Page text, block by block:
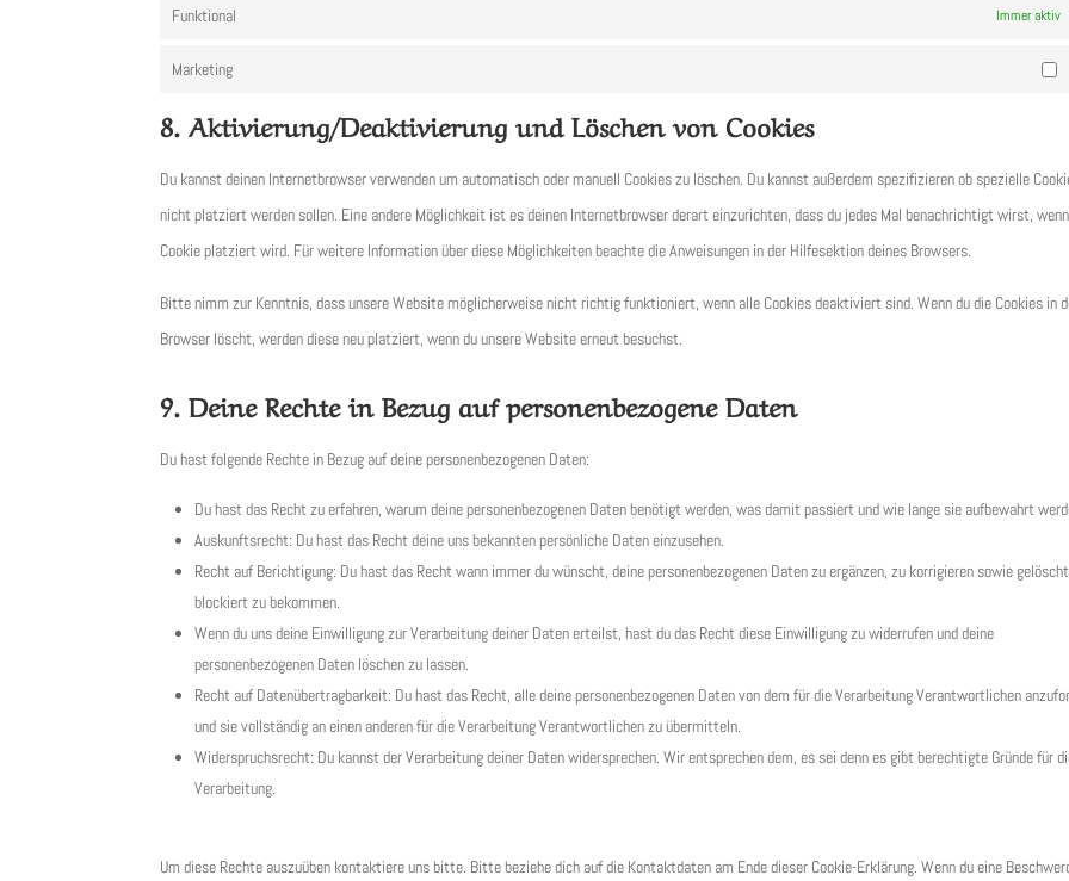
Funktional Immer aktiv
Marketing
8. Aktivierung/Deaktivierung und Löschen von Cookies
Du kannst deinen Internetbrowser verwenden um automatisch oder manuell Cookies zu löschen. Du kannst außerdem spezifizieren ob spezielle
nicht platziert werden sollen. Eine andere Möglichkeit ist es deinen Internetbrowser derart einzurichten, dass du jedes Mal benachrichtigt wirst,
Cookie platziert wird. Für weitere Information über diese Möglichkeiten beachte die Anweisungen in der Hilfesektion deines Browsers.
Bitte nimm zur Kenntnis, dass unsere Website möglicherweise nicht richtig funktioniert, wenn alle Cookies deaktiviert sind. Wenn du die Cookies in
Browser löscht, werden diese neu platziert, wenn du unsere Website erneut besuchst.
9. Deine Rechte in Bezug auf personenbezogene Daten
Du hast folgende Rechte in Bezug auf deine personenbezogenen Daten:
Du hast das Recht zu erfahren, warum deine personenbezogenen Daten benötigt werden, was damit passiert und wie lange sie aufbewahrt
Auskunftsrecht: Du hast das Recht deine uns bekannten persönliche Daten einzusehen.
Recht auf Berichtigung: Du hast das Recht wann immer du wünscht, deine personenbezogenen Daten zu ergänzen, zu korrigieren sowie
blockiert zu bekommen.
Wenn du uns deine Einwilligung zur Verarbeitung deiner Daten erteilst, hast du das Recht diese Einwilligung zu widerrufen und deine
personenbezogenen Daten löschen zu lassen.
Recht auf Datenübertragbarkeit: Du hast das Recht, alle deine personenbezogenen Daten von dem für die Verarbeitung Verantwortlichen
und sie vollständig an einen anderen für die Verarbeitung Verantwortlichen zu übermitteln.
Widerspruchsrecht: Du kannst der Verarbeitung deiner Daten widersprechen. Wir entsprechen dem, es sei denn es gibt berechtigte Gründe für
Verarbeitung.
Um diese Rechte auszuüben kontaktiere uns bitte. Bitte beziehe dich auf die Kontaktdaten am Ende dieser Cookie-Erklärung. Wenn du eine